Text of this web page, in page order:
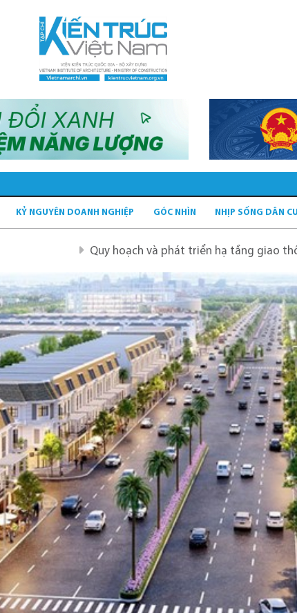
KỶ NGUYÊN DOANH NGHIỆP GÓC NHÌN NHỊP SỐNG DÂN
Quy hoạch và phát triển hạ tầng giao thông tĩnh